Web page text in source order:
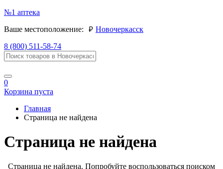
№1 аптека
Ваше местоположение:
руб. Новочеркасск
8 (800) 511-58-74
0
Корзина пуста
Главная
Страница не найдена
Страница не найдена
Страница не найдена. Попробуйте воспользоваться поиском